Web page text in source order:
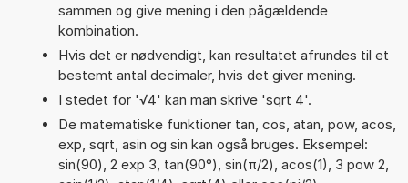
sammen og give mening i den pågældende
kombination.
Hvis det er nødvendigt, kan resultatet afrundes til et
bestemt antal decimaler, hvis det giver mening.
I stedet for '√4' kan man skrive 'sqrt 4'.
De matematiske funktioner tan, cos, atan, pow, acos,
exp, sqrt, asin og sin kan også bruges. Eksempel:
sin(90), 2 exp 3, tan(90°), sin(π/2), acos(1), 3 pow 2,